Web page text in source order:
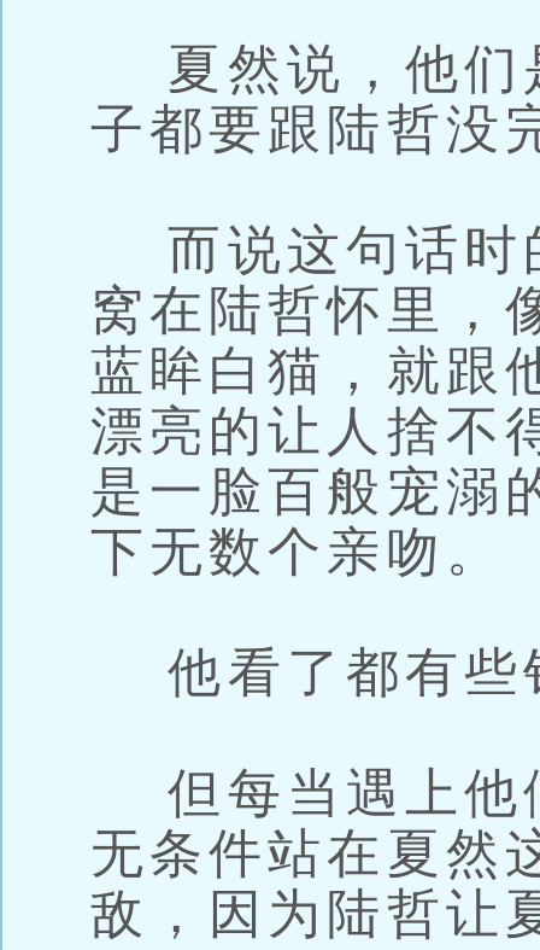
夏然说，他们
子都要跟陆哲没
而说这句话时
窝在陆哲怀里，
蓝眸白猫，就跟
漂亮的让人捨不
是一脸百般宠溺
下无数个亲吻。
他看了都有些
但每当遇上他
无条件站在夏然
敌，因为陆哲让